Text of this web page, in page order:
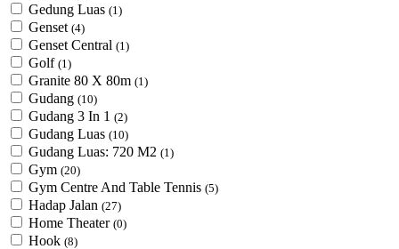
Gedung Luas (1)
Genset (4)
Genset Central (1)
Golf (1)
Granite 80 X 80m (1)
Gudang (10)
Gudang 3 In 1 (2)
Gudang Luas (10)
Gudang Luas: 720 M2 (1)
Gym (20)
Gym Centre And Table Tennis (5)
Hadap Jalan (27)
Home Theater (0)
Hook (8)